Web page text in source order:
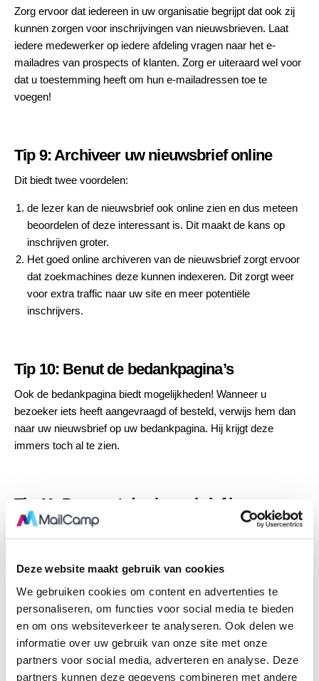
Deze website maakt gebruik van cookies
We gebruiken cookies om content en advertenties te
personaliseren, om functies voor social media te bieden
en om ons websiteverkeer te analyseren. Ook delen we
informatie over uw gebruik van onze site met onze
partners voor social media, adverteren en analyse. Deze
partners kunnen deze gegevens combineren met andere
Zorg ervoor dat iedereen in uw organisatie begrijpt dat ook zij
kunnen zorgen voor inschrijvingen van nieuwsbrieven. Laat
iedere medewerker op iedere afdeling vragen naar het e-
mailadres van prospects of klanten. Zorg er uiteraard wel voor
dat u toestemming heeft om hun e-mailadressen toe te
voegen!
Tip 9: Archiveer uw nieuwsbrief online
Dit biedt twee voordelen:
de lezer kan de nieuwsbrief ook online zien en dus meteen
beoordelen of deze interessant is. Dit maakt de kans op
inschrijven groter.
Het goed online archiveren van de nieuwsbrief zorgt ervoor
dat zoekmachines deze kunnen indexeren. Dit zorgt weer
voor extra traffic naar uw site en meer potentiële
inschrijvers.
Tip 10: Benut de bedankpagina’s
Ook de bedankpagina biedt mogelijkheden! Wanneer u
bezoeker iets heeft aangevraagd of besteld, verwijs hem dan
naar uw nieuwsbrief op uw bedankpagina. Hij krijgt deze
immers toch al te zien.
Tip 11: Promoot de nieuwsbrief in
bevestigingsmails
de aandacht. Verwijs d.m.v. een link naar de inschrijving op de
Tip 12: een “Tell-a-friend” link op in uw
nieuwsbrief